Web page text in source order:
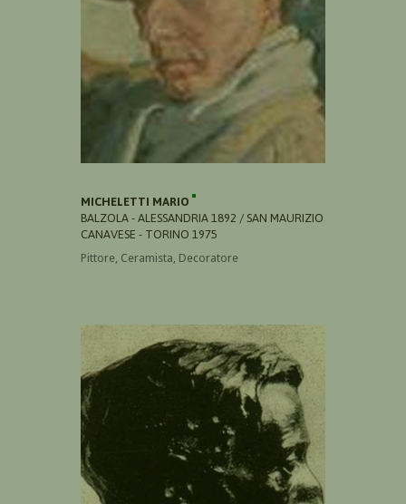
MICHELETTI MARIO
BALZOLA - ALESSANDRIA 1892 / SAN MAURIZIO
CANAVESE - TORINO 1975
Pittore, Ceramista, Decoratore